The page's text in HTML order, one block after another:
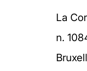
La
n.